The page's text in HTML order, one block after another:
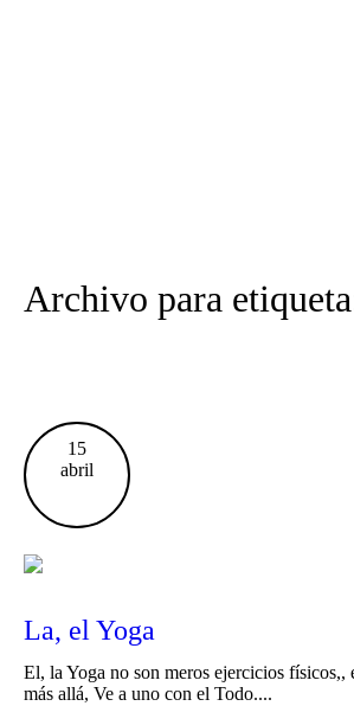
Archivo para
15
abril
La, el Yoga
El, la Yoga no son meros ejercicios físicos,,
más allá, Ve a uno con el Todo....